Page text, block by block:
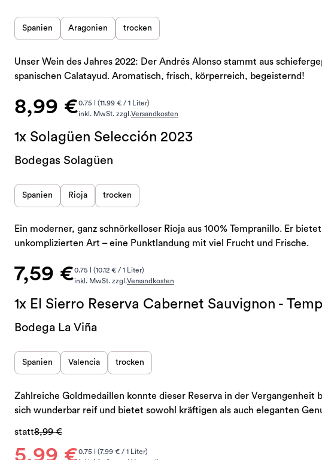
Spanien Aragonien trocken
Unser Wein des Jahres 2022: Der Andrés Alonso stammt aus
spanischen Calatayud. Aromatisch, frisch, körperreich, begeisternd!
8,99 €0.75 l (11.99 € / 1 Liter)
inkl. MwSt. zzgl.Versandkosten
1x Solagüen Selección 2023
Bodegas Solagüen
Spanien Rioja trocken
Ein moderner, ganz schnörkelloser Rioja aus 100% Tempranillo. Er
unkomplizierten Art – eine Punktlandung mit viel Frucht und Frische.
7,59 €0.75 l (10.12 € / 1 Liter)
inkl. MwSt. zzgl.Versandkosten
1x El Sierro Reserva Cabernet Sauvignon -
Bodega La Viña
Spanien Valencia trocken
Zahlreiche Goldmedaillen konnte dieser Reserva in der Vergangenheit
sich wunderbar reif und bietet sowohl kräftigen als auch eleganten
5,99 €
statt8,99 €
0.75 l (7.99 € / 1 Liter)